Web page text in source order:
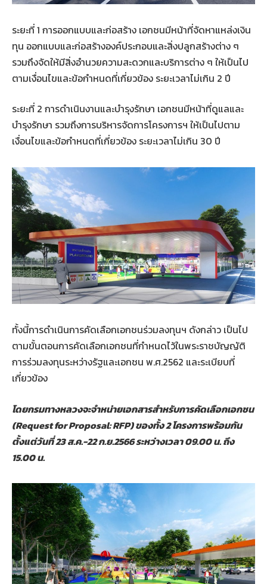
ระยะที่ 1 การออกแบบและก่อสร้าง เอกชนมีหน้าที่จัดหาแหล่งเงิน
ทุน ออกแบบและก่อสร้างองค์ประกอบและสิ่งปลูกสร้างต่าง ๆ
รวมถึงจัดให้มีสิ่งอำนวยความสะดวกและบริการต่าง ๆ ให้เป็นไป
ตามเงื่อนไขและข้อกำหนดที่เกี่ยวข้อง ระยะเวลาไม่เกิน 2 ปี
ระยะที่ 2 การดำเนินงานและบำรุงรักษา เอกชนมีหน้าที่ดูแลและ
บำรุงรักษา รวมถึงการบริหารจัดการโครงการฯ ให้เป็นไปตาม
เงื่อนไขและข้อกำหนดที่เกี่ยวข้อง ระยะเวลาไม่เกิน 30 ปี
ทั้งนี้การดำเนินการคัดเลือกเอกชนร่วมลงทุนฯ ดังกล่าว เป็นไป
ตามขั้นตอนการคัดเลือกเอกชนที่กำหนดไว้ในพระราชบัญญัติ
การร่วมลงทุนระหว่างรัฐและเอกชน พ.ศ.2562 และระเบียบที่
เกี่ยวข้อง
โดยกรมทางหลวงจะจำหน่ายเอกสารสำหรับการคัดเลือกเอกชน
(Request for Proposal: RFP) ของทั้ง 2 โครงการพร้อมกัน
ตั้งแต่วันที่ 23 ส.ค.-22 ก.ย.2566 ระหว่างเวลา 09.00 น. ถึง
15.00 น.